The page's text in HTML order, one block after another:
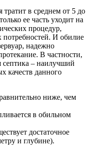
в среднем от 5 до
ее часть уходит на
процедур,
потребностей. И обилие
надежно
В частности,
септика – наилучший
качеств данного
ниже, чем
в обильном
достаточное
и глубине).